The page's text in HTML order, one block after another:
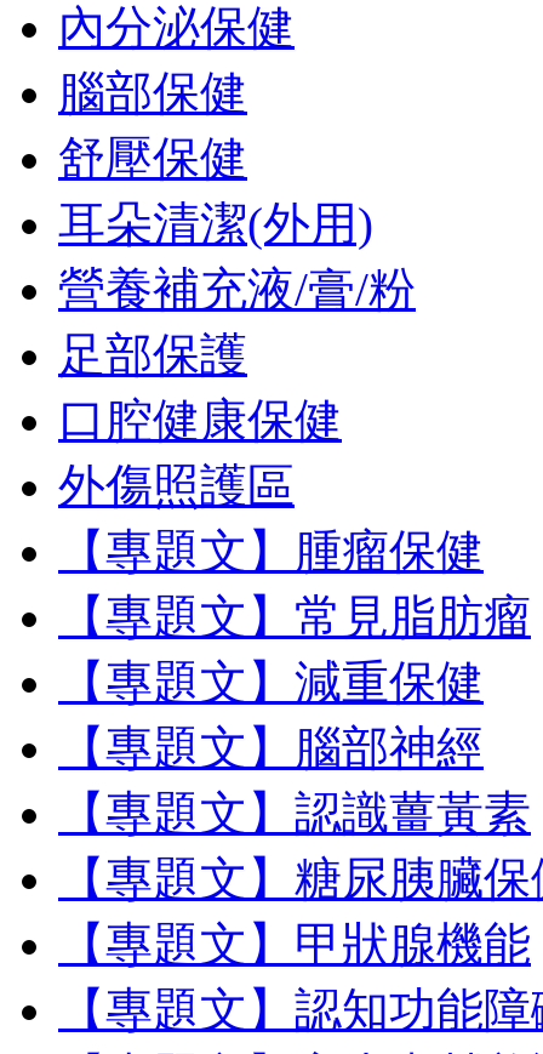
內分泌保健
腦部保健
舒壓保健
耳朵清潔(外用)
營養補充液/膏/粉
足部保護
口腔健康保健
外傷照護區
【專題文】腫瘤保健
【專題文】常見脂肪瘤
【專題文】減重保健
【專題文】腦部神經
【專題文】認識薑黃素
【專題文】糖尿胰臟
【專題文】甲狀腺機能
【專題文】認知功能